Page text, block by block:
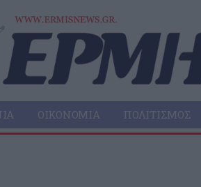
ΟΙΚΟΝΟΜΊΑ ΠΟΛΙΤΙΣΜΌΣ